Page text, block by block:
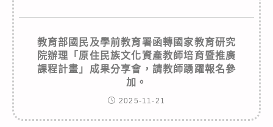
教育部國民及學前教育署函轉國家教育研究
院辦理「原住民族文化資產教師培育暨推廣
課程計畫」成果分享會，請教師踴躍報名參
加。
2025-11-21